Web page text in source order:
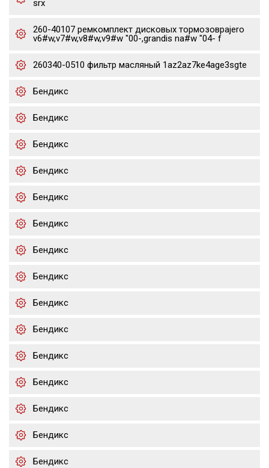
srx
260-40107 ремкомплект дисковых тормозовpajero
v6#w,v7#w,v8#w,v9#w "00-,grandis na#w "04- f
260340-0510 фильтр масляный 1az2az7ke4age3sgte
Бендикс
Бендикс
Бендикс
Бендикс
Бендикс
Бендикс
Бендикс
Бендикс
Бендикс
Бендикс
Бендикс
Бендикс
Бендикс
Бендикс
Бендикс